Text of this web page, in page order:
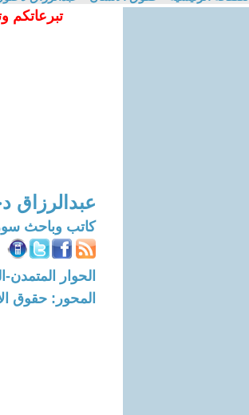
تبرعاتكم
عبدالرزاق
كاتب وباحث
الحوار المتمدن-العدد: 7804 - 2023 /
المحور: حقوق